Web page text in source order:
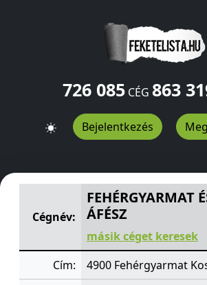
726 085CÉG 863
Bejelentkezés
FEHÉRGYARMAT ÉS VIDÉKE ÁFÉSZ
Cégnév:
FEHÉRGYARMAT
ÁFÉSZ
másik céget keresek
Cím:
4900 Fehérgyarmat